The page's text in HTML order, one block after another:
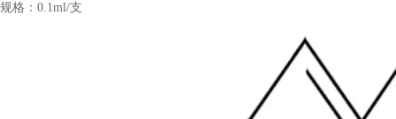
规格： 0.1ml/支